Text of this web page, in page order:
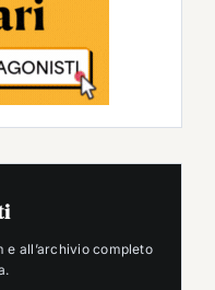
all’archivio completo